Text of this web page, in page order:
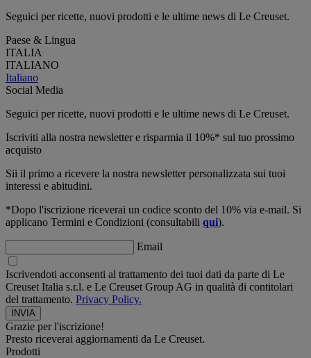
Seguici per ricette, nuovi prodotti e le ultime news di Le Creuset.
Paese & Lingua
ITALIA
ITALIANO
Italiano
Social Media
Seguici per ricette, nuovi prodotti e le ultime news di Le Creuset.
Iscriviti alla nostra newsletter e risparmia il 10%* sul tuo prossimo
acquisto
Sii il primo a ricevere la nostra newsletter personalizzata sui tuoi
interessi e abitudini.
*Dopo l'iscrizione riceverai un codice sconto del 10% via e-mail. Si
applicano Termini e Condizioni (consultabili qui).
Email
Iscrivendoti acconsenti al trattamento dei tuoi dati da parte di Le
Creuset Italia s.r.l. e Le Creuset Group AG in qualità di contitolari
del trattamento. Privacy Policy.
Grazie per l'iscrizione!
Presto riceverai aggiornamenti da Le Creuset.
Prodotti